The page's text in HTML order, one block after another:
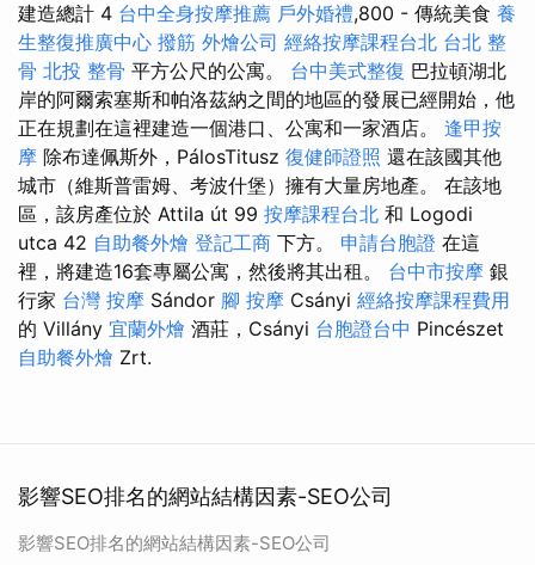
建造總計 4 台中全身按摩推薦 戶外婚禮,800 - 傳統美食 養
生整復推廣中心 撥筋 外燴公司 經絡按摩課程台北 台北 整
骨 北投 整骨 平方公尺的公寓。 台中美式整復 巴拉頓湖北
岸的阿爾索塞斯和帕洛茲納之間的地區的發展已經開始，他
正在規劃在這裡建造一個港口、公寓和一家酒店。 逢甲按
摩 除布達佩斯外，PálosTitusz 復健師證照 還在該國其他
城市（維斯普雷姆、考波什堡）擁有大量房地產。 在該地
區，該房產位於 Attila út 99 按摩課程台北 和 Logodi
utca 42 自助餐外燴 登記工商 下方。 申請台胞證 在這
裡，將建造16套專屬公寓，然後將其出租。 台中市按摩 銀
行家 台灣 按摩 Sándor 腳 按摩 Csányi 經絡按摩課程費用
的 Villány 宜蘭外燴 酒莊，Csányi 台胞證台中 Pincészet
自助餐外燴 Zrt.
影響SEO排名的網站結構因素-SEO公司
影響SEO排名的網站結構因素-SEO公司